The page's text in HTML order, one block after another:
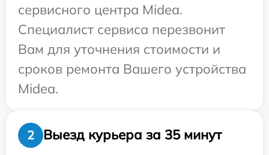
сервисного центра Midea.
Специалист сервиса перезвонит
Вам для уточнения стоимости и
сроков ремонта Вашего устройства
Midea.
2
Выезд курьера за 35 минут